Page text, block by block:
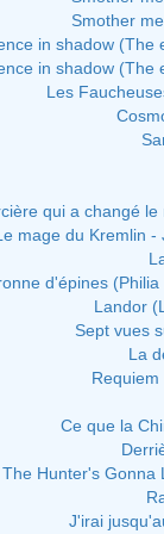
Smother
in shadow (The
in shadow (The
Les
qui a changé le
mage du Kremlin -
d'épines
Landor
Sept vues
La
Ce que la
The Hunter's Gonna
J'irai